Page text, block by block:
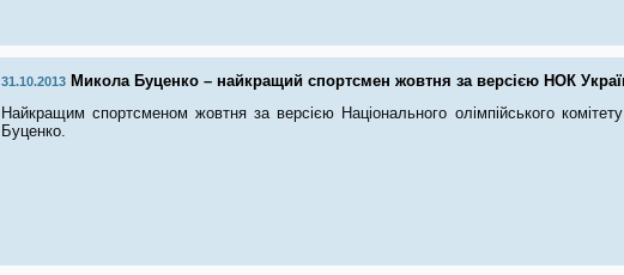
31.10.2013 Микола Буценко – найкращий спортсмен жовтня за версією НОК
Найкращим спортсменом жовтня за версією Національного олімпійського
Буценко.